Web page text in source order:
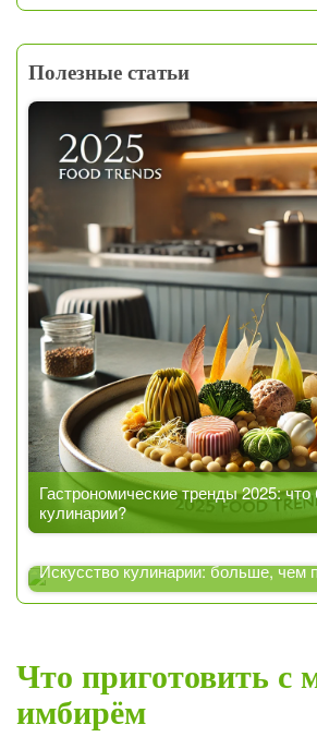
Полезные статьи
Гастрономические тренды 2025:
кулинарии?
Искусство кулинарии: больше, чем
Что приготовить с
имбирём